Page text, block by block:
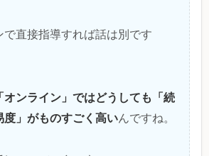
で直接指導すれば話は別です
「オンライン」ではどうしても「続
度」がものすごく高いんですね。